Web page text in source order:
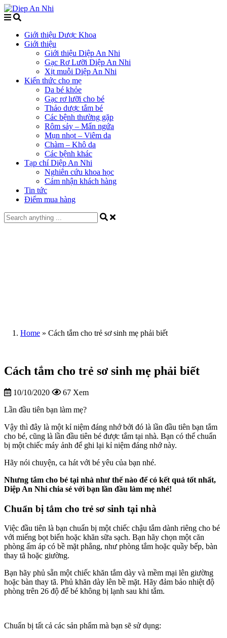
Giới thiệu Dược Khoa
Giới thiệu
Giới thiệu Diệp An Nhi
Gạc Rơ Lưỡi Diệp An Nhi
Xịt muỗi Diệp An Nhi
Kiến thức cho mẹ
Da bé khỏe
Gạc rơ lưỡi cho bé
Thảo dược tắm bé
Các bệnh thường gặp
Rôm sảy – Mẩn ngứa
Mụn nhọt – Viêm da
Chàm – Khô da
Các bệnh khác
Tạp chí Diệp An Nhi
Nghiên cứu khoa học
Cảm nhận khách hàng
Tin tức
Điểm mua hàng
Home » Cách tắm cho trẻ sơ sinh mẹ phải biết
Cách tắm cho trẻ sơ sinh mẹ phải biết
10/10/2020 67 Xem
Lần đầu tiên bạn làm mẹ?
Vậy thì đây là một kỉ niệm đáng nhớ bởi đó là lần đầu tiên bạn tắm
cho bé, cũng là lần đầu tiên bé được tắm tại nhà. Bạn có thể chuẩn
bị một chiếc máy ảnh để ghi lại kỉ niệm đáng nhớ này.
Hãy nói chuyện, ca hát với bé yêu của bạn nhé.
Nhưng tắm cho bé tại nhà như thế nào để có kết quả tốt nhất,
Diệp An Nhi chia sẻ với bạn lần đầu làm mẹ nhé!
Chuẩn bị tắm cho trẻ sơ sinh tại nhà
Việc đầu tiên là bạn chuẩn bị một chiếc chậu tắm dành riêng cho bé
với miếng bọt biển hoặc khăn sữa sạch. Bạn hãy chọn một căn
phòng ấm áp có bề mặt phẳng, như phòng tắm hoặc quầy bếp, bàn
thay tã hoặc giường.
Bạn hãy phủ sẵn một chiếc khăn tắm dày và mềm mại lên giường
hoặc bàn thay tã. Phủ khăn dày lên bề mặt. Hãy đảm bảo nhiệt độ
phòng trên 26 độ để bé không bị lạnh sau khi tắm.
Chuẩn bị tất cả các sản phẩm mà bạn sẽ sử dụng: